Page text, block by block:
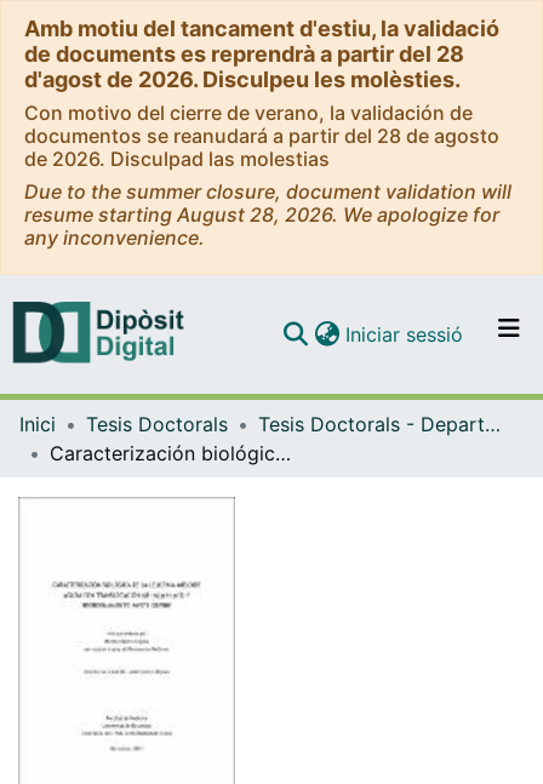
Amb motiu del tancament d'estiu, la validació
de documents es reprendrà a partir del 28
d'agost de 2026. Disculpeu les molèsties.
Con motivo del cierre de verano, la validación de
documentos se reanudará a partir del 28 de agosto
de 2026. Disculpad las molestias
Due to the summer closure, document validation will
resume starting August 28, 2026. We apologize for
any inconvenience.
Navega per tot el DD
Com publicar
Iniciar sessió (current)
Inici Tesis Doctorals
Tesis Doctorals - Departament - Medicina
Caracterización biológica de la leucemia mieloide aguda con translocación t(8;16)(p11;p13) y reordenamiento MYST3-CREBBP